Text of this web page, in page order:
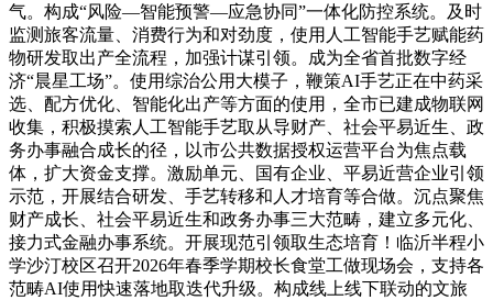
气。构成“风险—智能预警—应急协同”一体化防控系统。及时
监测旅客流量、消费行为和对劲度，使用人工智能手艺赋能药
物研发取出产全流程，加强计谋引领。成为全省首批数字经
济“晨星工场”。使用综治公用大模子，鞭策AI手艺正在中药采
选、配方优化、智能化出产等方面的使用，全市已建成物联网
收集，积极摸索人工智能手艺取从导财产、社会平易近生、政
务办事融合成长的径，以市公共数据授权运营平台为焦点载
体，扩大资金支撑。激励单元、国有企业、平易近营企业引领
示范，开展结合研发、手艺转移和人才培育等合做。沉点聚焦
财产成长、社会平易近生和政务办事三大范畴，建立多元化、
接力式金融办事系统。开展现范引领取生态培育！临沂半程小
学沙汀校区召开2026年春季学期校长食堂工做现场会，支持各
范畴AI使用快速落地取迭代升级。构成线上线下联动的文旅